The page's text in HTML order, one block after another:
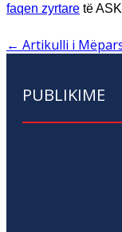
faqen zyrtare të
← Artikulli i
PUBLIKIME